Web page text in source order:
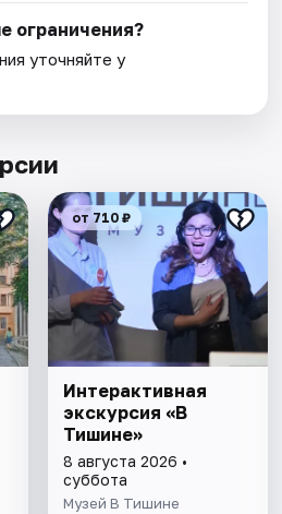
ограничения?
уточняйте у
от 710 ₽
Интерактивная
экскурсия «В
Тишине»
8 августа 2026 •
суббота
Музей В Тишине